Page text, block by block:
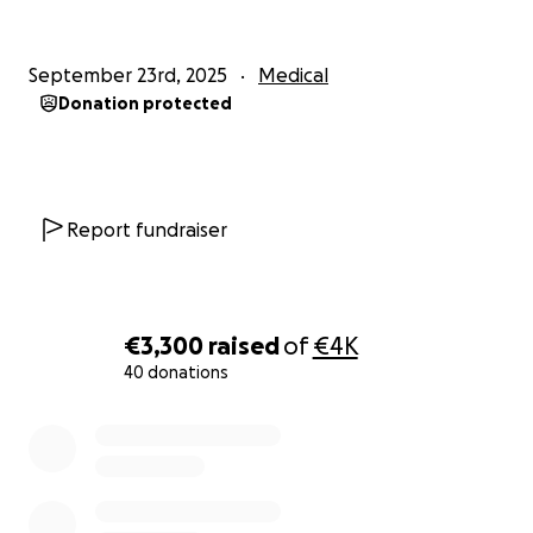
€3,300 raisedof€4K
40 donations
Lächeln heilt – WIR helfen Hlib!
September 23rd, 2025 Medical
Donation protected
Report fundraiser